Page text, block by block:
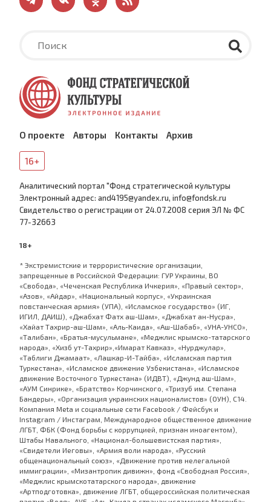
О проекте Авторы Контакты Архив
16+
Аналитический портал "Фонд стратегической культуры
Электронный адрес: and4195@yandex.ru, info@fondsk.ru
Cвидетельство о регистрации от 24.07.2008 серия ЭЛ № ФС
77-32663
18+
* Экстремистские и террористические организации,
запрещенные в Российской Федерации: ГУР Украины, ВО
«Свобода», «Чеченская Республика Ичкерия», «Правый сектор»,
«Азов», «Айдар», «Национальный корпус», «Украинская
повстанческая армия» (УПА), «Исламское государство» (ИГ,
ИГИЛ, ДАИШ), «Джабхат Фатх аш-Шам», «Джабхат ан-Нусра»,
«Хайат Тахрир-аш-Шам», «Аль-Каида», «Аш-Шабаб», «УНА-УНСО»,
«Талибан», «Братья-мусульмане», «Меджлис крымско-татарского
народа», «Хизб ут-Тахрир»,«Имарат Кавказ», «Нурджулар»,
«Таблиги Джамаат», «Лашкар-И-Тайба», «Исламская партия
Туркестана», «Исламское движение Узбекистана», «Исламское
движение Восточного Туркестана» (ИДВТ), «Джунд аш-Шам»,
«АУМ Синрике», «Братство» Корчинского, «Тризуб им. Степана
Бандеры», «Организация украинских националистов» (ОУН), С14.
Компания Meta и социальные сети Facebook / Фейсбук и
Instagram / Инстаграм, Международное общественное движение
ЛГБТ, ФБК (Фонд борьбы с коррупцией, признан иноагентом),
Штабы Навального, «Национал-большевистская партия»,
«Свидетели Иеговы», «Армия воли народа», «Русский
общенациональный союз», «Движение против нелегальной
иммиграции», «Мизантропик дивижн», фонд «Свободная Россия»,
«Меджлис крымскотатарского народа», движение
«Артподготовка», движение ЛГБТ, общероссийская политическая